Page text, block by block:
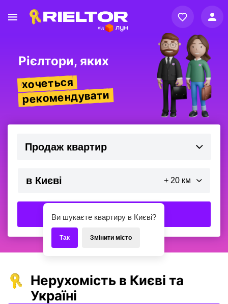
Реєстрація
Рієлтори, яких
хочеться
рекомендувати
Продаж квартир
+ 20 км
Додати передмістя (від центру міста)
Вся область
Ви шукаєте квартиру в Києві?
Так Змінити місто
Знайти
Нерухомість в Києві та
Україні